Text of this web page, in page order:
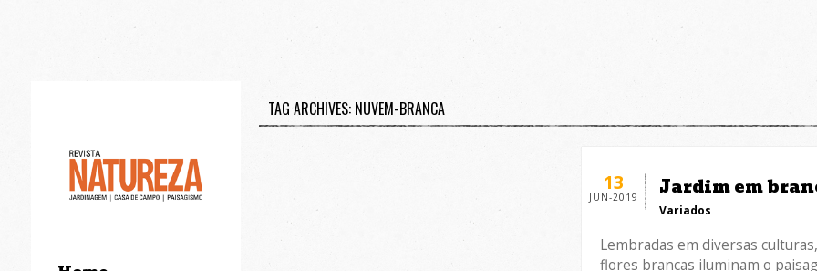
TAG ARCHIVES: NUVEM-BRANCA
13
JUN-2019 Jardim em
Variados
Lembradas em diversas
flores brancas iluminam o